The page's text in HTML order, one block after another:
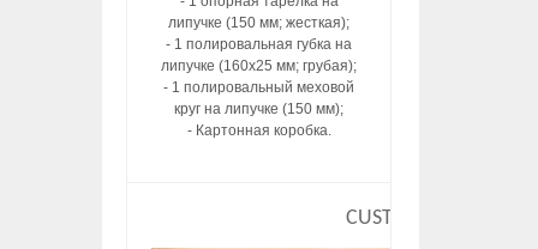
липучке (150 мм; жесткая);
- 1 полировальная губка на
липучке (160х25 мм; грубая);
- 1 полировальный меховой
круг на липучке (150 мм);
- Картонная коробка.
CUSTOM HTML